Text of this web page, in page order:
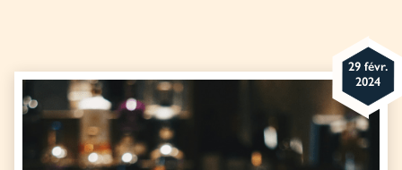
29 févr.
2024